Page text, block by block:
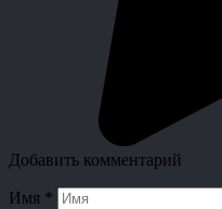
Добавить комментарий
Имя *